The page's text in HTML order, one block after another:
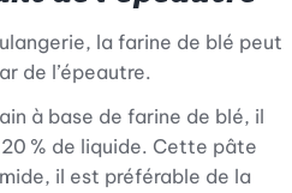
la farine de blé peut
de l’épeautre.
à base de farine de blé, il
% de liquide. Cette pâte
il est préférable de la